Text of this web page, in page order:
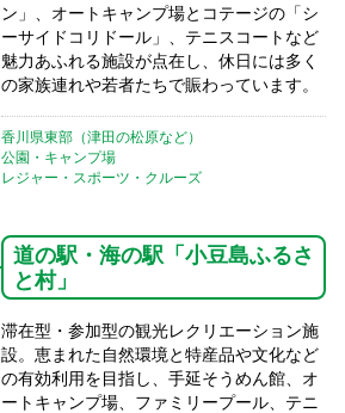
ン」、オートキャンプ場とコテージの「シ
ーサイドコリドール」、テニスコートなど
魅力あふれる施設が点在し、休日には多く
の家族連れや若者たちで賑わっています。
香川県東部（津田の松原など）
公園・キャンプ場
レジャー・スポーツ・クルーズ
道の駅・海の駅「小豆島ふるさ
と村」
滞在型・参加型の観光レクリエーション施
設。恵まれた自然環境と特産品や文化など
の有効利用を目指し、手延そうめん館、オ
ートキャンプ場、ファミリープール、テニ